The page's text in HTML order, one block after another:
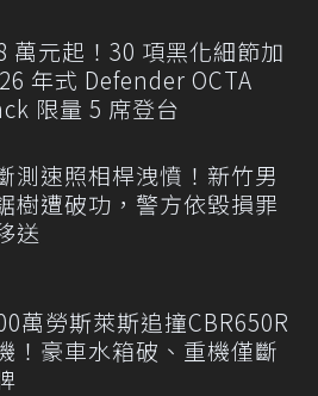
萬元起！30 項黑化細節加
年式 Defender OCTA
限量 5 席登台
測速照相桿洩憤！新竹男
樹遭破功，警方依毀損罪
送
萬勞斯萊斯追撞CBR650R
！豪車水箱破、重機僅斷